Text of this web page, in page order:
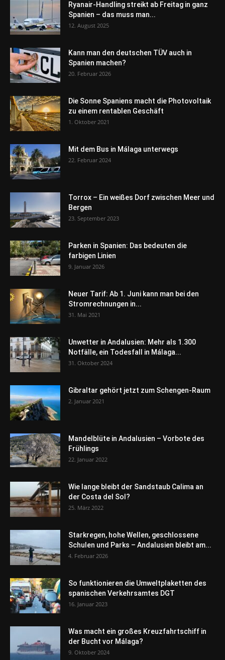
Ryanair-Handling streikt ab Freitag in ganz
Spanien – das muss man...
12. August 2025
Kann man den deutschen TÜV auch in
Spanien machen?
20. Februar 2026
Die Sonne Spaniens macht die Photovoltaik
zu einem rentablen Geschäft
1. Oktober 2021
Mit dem Bus in Málaga unterwegs
22. Februar 2024
Torrox – Ein weißes Dorf zwischen Meer und
Bergen
23. September 2023
Parken in Spanien: Das bedeuten die
farbigen Linien
9. Januar 2026
Neuer Tarif: Ab 1. Juni kann man bei den
Stromrechnungen in...
31. Mai 2021
Unwetter in Andalusien: Mehr als 1.300
Notfälle, ein Todesfall in Málaga...
31. Oktober 2024
Gibraltar gehört jetzt zum Schengen-Raum
2. Januar 2021
Mandelblüte in Andalusien – Vorbote des
Frühlings
22. Januar 2022
Wie lange bleibt der Sandstaub Calima an
der Costa del Sol?
25. März 2022
Starkregen, hohe Wellen, geschlossene
Schulen und Parks – Andalusien bleibt am...
4. Februar 2026
So funktionieren die Umweltplaketten des
spanischen Verkehrsamtes DGT
16. Januar 2023
Was macht ein großes Kreuzfahrtschiff in
der Bucht vor Málaga?
9. Oktober 2024